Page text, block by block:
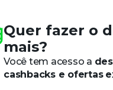
Quer fazer o
mais?
Você tem acesso a
cashbacks e ofertas